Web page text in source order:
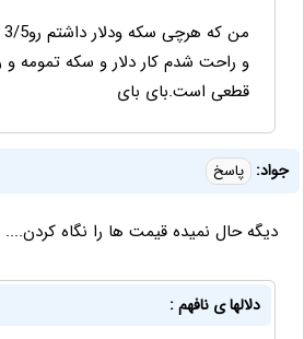
قطعی است.بای بای
جواد: پاسخ
ديگه حال نميده قيمت ها را نگاه كردن....
دلالها ی نافهم :